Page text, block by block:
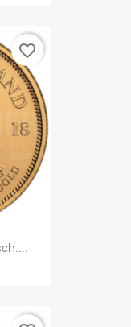
favorite_border